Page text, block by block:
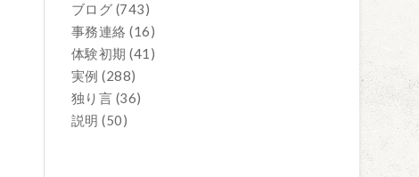
ブログ (743)
事務連絡 (16)
体験初期 (41)
実例 (288)
独り言 (36)
説明 (50)